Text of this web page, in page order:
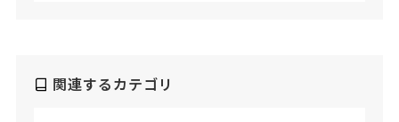
関連するカテゴリ